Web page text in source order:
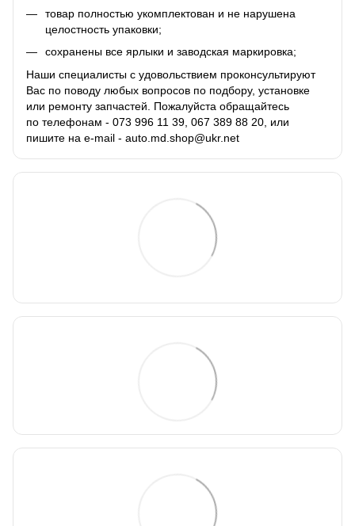
товар полностью укомплектован и не нарушена
целостность упаковки;
сохранены все ярлыки и заводская маркировка;
Наши специалисты с удовольствием проконсультируют
Вас по поводу любых вопросов по подбору, установке
или ремонту запчастей. Пожалуйста обращайтесь
по телефонам - 073 996 11 39, 067 389 88 20, или
пишите на e-mail - auto.md.shop@ukr.net